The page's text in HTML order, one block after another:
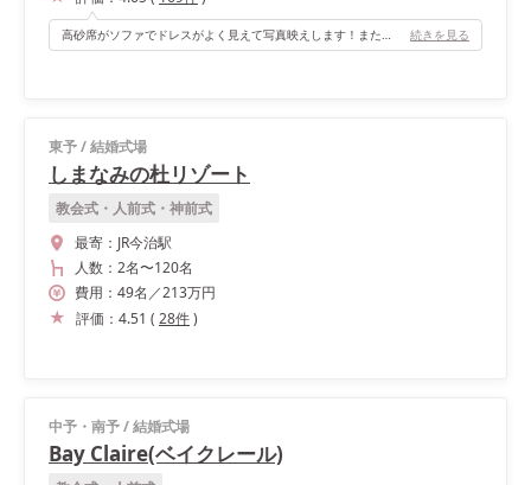
高砂席がソファでドレスがよく見えて写真映えします！また、お色直し後は高砂の後ろの隠し扉から入場できてサプライズ感も演出できます！ 続きを見る
東予/結婚式場
しまなみの杜リゾート
教会式・人前式・神前式
最寄： JR今治駅
人数： 2名〜120名
費用： 49名 ／213万円
評価： 4.51 ( 28件)
中予・南予/結婚式場
Bay Claire(ベイクレール)